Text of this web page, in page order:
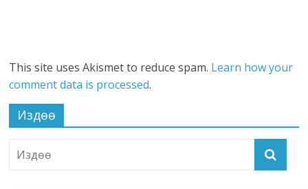
This site uses Akismet to reduce spam. Learn how your
comment data is processed.
Издөө